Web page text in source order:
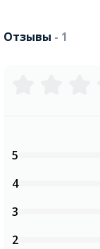
Отзывы - 1
5
4
3
2